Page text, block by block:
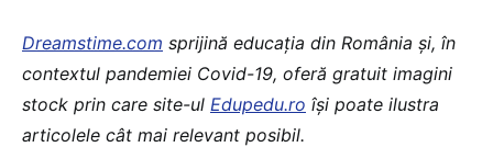
Dreamstime.com sprijină educaţia din România şi, în
contextul pandemiei Covid-19, oferă gratuit imagini
stock prin care site-ul Edupedu.ro îşi poate ilustra
articolele cât mai relevant posibil.